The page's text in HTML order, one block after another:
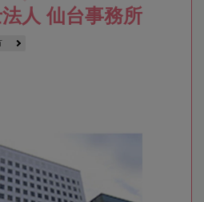
人 仙台事務所